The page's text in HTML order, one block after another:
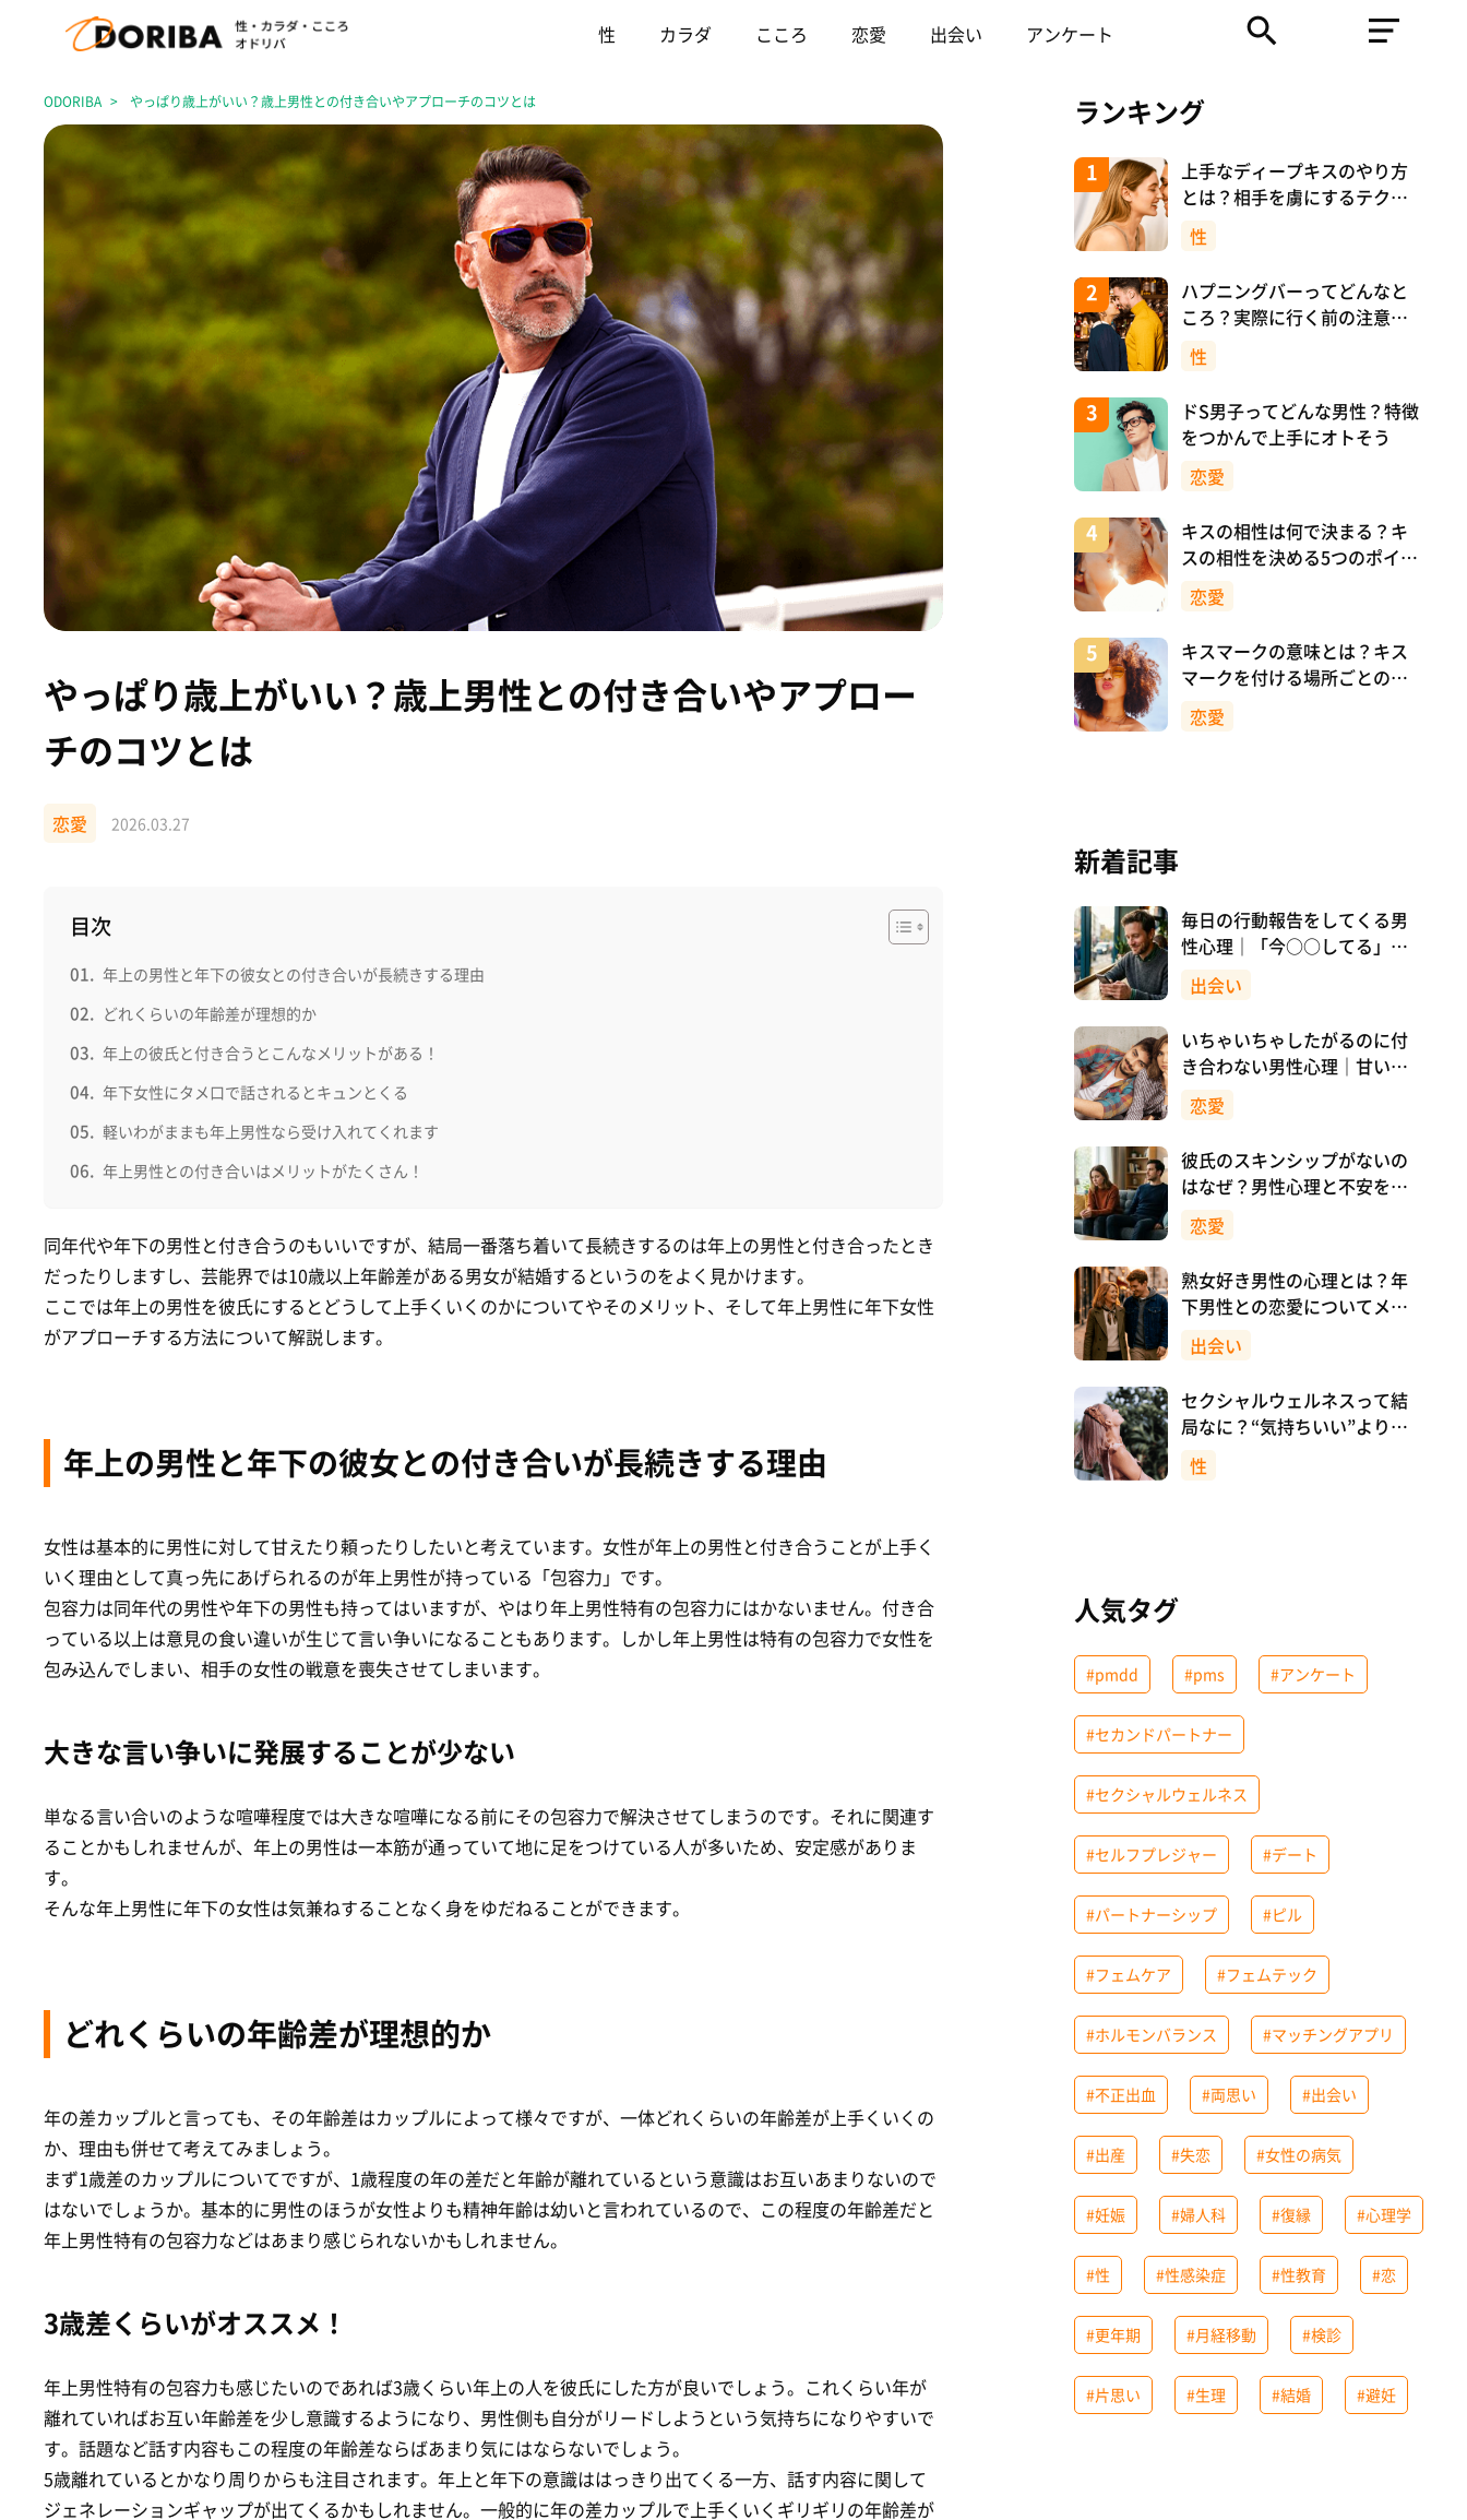
性 カラダ こころ 恋愛 出会い アンケート
ODORIBA やっぱり歳上がいい？歳上男性との付き合いやアプローチのコツとは
やっぱり歳上がいい？歳上男性との付き合いやアプロー
チのコツとは
恋愛 2026.03.27
目次
年上の男性と年下の彼女との付き合いが長続きする理由
どれくらいの年齢差が理想的か
年上の彼氏と付き合うとこんなメリットがある！
年下女性にタメ口で話されるとキュンとくる
軽いわがままも年上男性なら受け入れてくれます
年上男性との付き合いはメリットがたくさん！
同年代や年下の男性と付き合うのもいいですが、結局一番落ち着いて長続きするのは年上の男性と付き合ったとき
だったりしますし、芸能界では10歳以上年齢差がある男女が結婚するというのをよく見かけます。
ここでは年上の男性を彼氏にするとどうして上手くいくのかについてやそのメリット、そして年上男性に年下女性
がアプローチする方法について解説します。
年上の男性と年下の彼女との付き合いが長続きする理由
女性は基本的に男性に対して甘えたり頼ったりしたいと考えています。女性が年上の男性と付き合うことが上手く
いく理由として真っ先にあげられるのが年上男性が持っている「包容力」です。
包容力は同年代の男性や年下の男性も持ってはいますが、やはり年上男性特有の包容力にはかないません。付き合
っている以上は意見の食い違いが生じて言い争いになることもあります。しかし年上男性は特有の包容力で女性を
包み込んでしまい、相手の女性の戦意を喪失させてしまいます。
大きな言い争いに発展することが少ない
単なる言い合いのような喧嘩程度では大きな喧嘩になる前にその包容力で解決させてしまうのです。それに関連す
ることかもしれませんが、年上の男性は一本筋が通っていて地に足をつけている人が多いため、安定感がありま
す。
そんな年上男性に年下の女性は気兼ねすることなく身をゆだねることができます。
どれくらいの年齢差が理想的か
年の差カップルと言っても、その年齢差はカップルによって様々ですが、一体どれくらいの年齢差が上手くいくの
か、理由も併せて考えてみましょう。
まず1歳差のカップルについてですが、1歳程度の年の差だと年齢が離れているという意識はお互いあまりないので
はないでしょうか。基本的に男性のほうが女性よりも精神年齢は幼いと言われているので、この程度の年齢差だと
年上男性特有の包容力などはあまり感じられないかもしれません。
3歳差くらいがオススメ！
年上男性特有の包容力も感じたいのであれば3歳くらい年上の人を彼氏にした方が良いでしょう。これくらい年が
離れていればお互い年齢差を少し意識するようになり、男性側も自分がリードしようという気持ちになりやすいで
す。話題など話す内容もこの程度の年齢差ならばあまり気にはならないでしょう。
5歳離れているとかなり周りからも注目されます。年上と年下の意識ははっきり出てくる一方、話す内容に関して
ジェネレーションギャップが出てくるかもしれません。一般的に年の差カップルで上手くいくギリギリの年齢差が
ランキング
上手なディープキスのやり方
とは？相手を虜にするテクニ
ックを紹介！
性
ハプニングバーってどんなと
ころ？実際に行く前の注意や
マナーについて！
性
ドS男子ってどんな男性？特徴
をつかんで上手にオトそう
恋愛
キスの相性は何で決まる？キ
スの相性を決める5つのポイン
ト
恋愛
キスマークの意味とは？キス
マークを付ける場所ごとの意
味を詳しく解説
恋愛
新着記事
毎日の行動報告をしてくる男
性心理｜「今○○してる」は
脈ありサイン？
出会い
いちゃいちゃしたがるのに付
き合わない男性心理｜甘い時
間の裏にある本音とは
恋愛
彼氏のスキンシップがないの
はなぜ？男性心理と不安を減
らす向き合い方
恋愛
熟女好き男性の心理とは？年
下男性との恋愛についてメリ
ットも解説！
出会い
セクシャルウェルネスって結
局なに？“気持ちいい”より先
に、自分を大切にすること
性
人気タグ
#pmdd #pms #アンケート
#セカンドパートナー
#セクシャルウェルネス
#セルフプレジャー #デート
#パートナーシップ #ピル
#フェムケア #フェムテック
#ホルモンバランス #マッチングアプリ
#不正出血 #両思い #出会い
#出産 #失恋 #女性の病気
#妊娠 #婦人科 #復縁 #心理学
#性 #性感染症 #性教育 #恋
#更年期 #月経移動 #検診
#片思い #生理 #結婚 #避妊